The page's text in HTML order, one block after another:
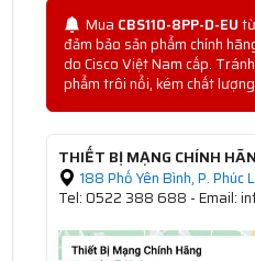
Mua CBS110-8PP-D-EUtừ
đảm bảo sản phẩm chính
do Cisco Việt Nam cấp.
phẩm trôi nổi, kém chất
THIẾT BỊ MẠNG CHÍNH
188 Phố Yên Bình, P. Phúc
Tel: 0522 388 688 - Email: